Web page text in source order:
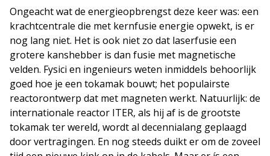
Ongeacht wat de energieopbrengst deze keer was: een
krachtcentrale die met kernfusie energie opwekt, is er
nog lang niet. Het is ook niet zo dat laserfusie een
grotere kanshebber is dan fusie met magnetische
velden. Fysici en ingenieurs weten inmiddels behoorlijk
goed hoe je een tokamak bouwt; het populairste
reactorontwerp dat met magneten werkt. Natuurlijk: de
internationale reactor ITER, als hij af is de grootste
tokamak ter wereld, wordt al decennialang geplaagd
door vertragingen. En nog steeds duikt er om de zoveel